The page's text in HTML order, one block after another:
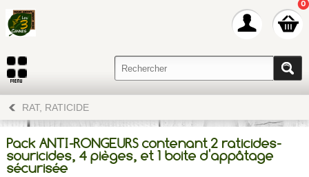
0
RAT, RATICIDE
Pack ANTI-RONGEURS contenant 2 raticides-
souricides, 4 pièges, et 1 boite d'appâtage
sécurisée